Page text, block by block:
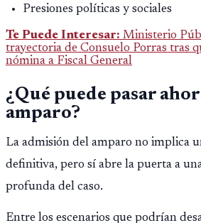
Presiones políticas y sociales
Te Puede Interesar: Ministerio
trayectoria de Consuelo Porras tras
nómina a Fiscal General
¿Qué puede pasar
amparo?
La admisión del amparo no implica
definitiva, pero sí abre la puerta a
profunda del caso.
Entre los escenarios que podrían